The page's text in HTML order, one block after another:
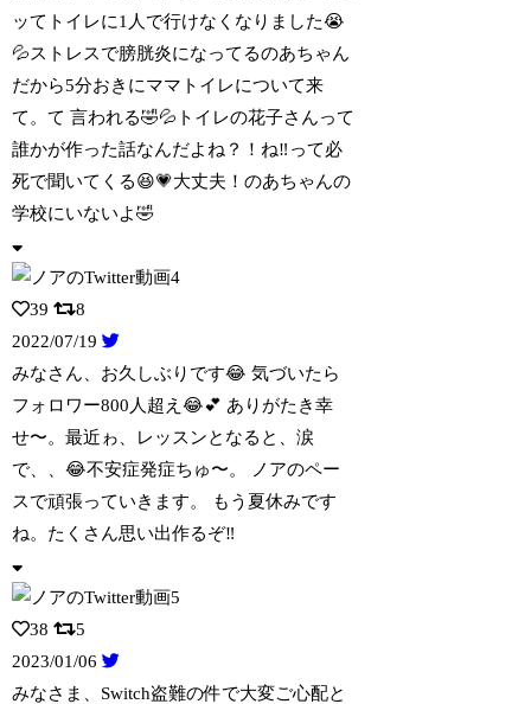
ッてトイレに1人で行けなくなりました😭
💦ストレスで膀胱炎になってるのあちゃん
だから5分おきにママトイレについて来
て。て 言われる🤣💦トイレの花子さんって
誰かが作った話なんだよね？！ね‼️って必
死で聞いてくる😆💗大丈夫！のあちゃんの
学校にいないよ🤣
39
8
2022/07/19
みなさん、お久しぶりです😂 気づいたら
フォロワー800人超え😂💕 ありがたき幸
せ〜。最近ゎ、レッスンとなると、涙
で、、😂不安症発症ちゅ〜。 ノアのペー
スで頑張っていきます。 もう夏休みです
ね。たくさん思い出作るぞ‼️
38
5
2023/01/06
みなさま、Switch盗難の件で大変ご心配と